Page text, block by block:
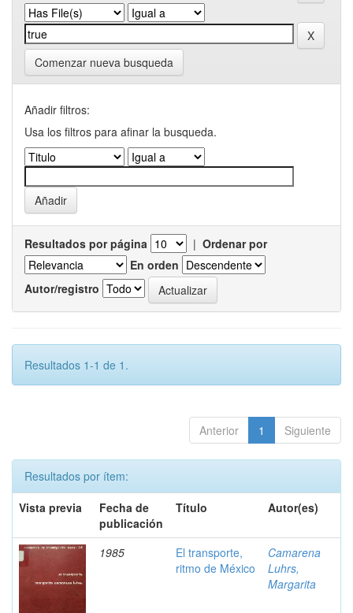
Comenzar nueva busqueda
Añadir filtros:
Usa los filtros para afinar la busqueda.
Resultados por página | Ordenar por
En orden
Autor/registro
Resultados 1-1 de 1.
Anterior 1 Siguiente
Resultados por ítem:
Vista previa
Fecha de
publicación
Título Autor(es)
1985
El transporte,
ritmo de México
Camarena
Luhrs,
Margarita